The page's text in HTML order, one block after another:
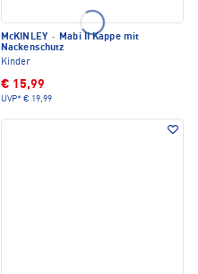
McKINLEY · Mabi II Kappe mit
Nackenschutz
Kinder
€ 15,99
UVP* € 19,99